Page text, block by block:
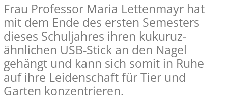
Frau Professor Maria Lettenmayr hat
mit dem Ende des ersten Semesters
dieses Schuljahres ihren kukuruz-
ähnlichen USB-Stick an den Nagel
gehängt und kann sich somit in Ruhe
auf ihre Leidenschaft für Tier und
Garten konzentrieren.